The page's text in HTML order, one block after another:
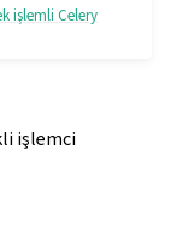
işlemli Celery
işlemci